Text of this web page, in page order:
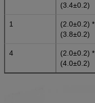
(3.4±0.2)
1
(2.0±0.2) *
(3.8±0.2)
4
(2.0±0.2) *
(4.0±0.2)